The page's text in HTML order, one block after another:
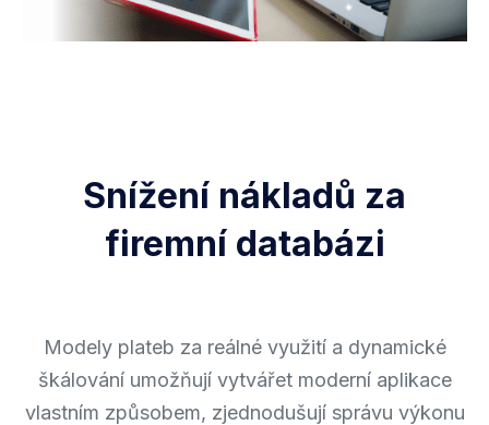
Snížení nákladů za
firemní databázi
Modely plateb za reálné využití a dynamické
škálování umožňují vytvářet moderní aplikace
vlastním způsobem, zjednodušují správu výkonu